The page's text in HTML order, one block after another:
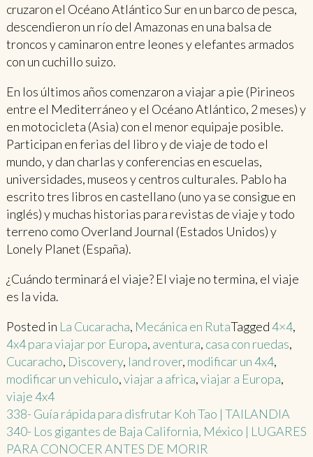
cruzaron el Océano Atlántico Sur en un barco de pesca,
descendieron un río del Amazonas en una balsa de
troncos y caminaron entre leones y elefantes armados
con un cuchillo suizo.
En los últimos años comenzaron a viajar a pie (Pirineos
entre el Mediterráneo y el Océano Atlántico, 2 meses) y
en motocicleta (Asia) con el menor equipaje posible.
Participan en ferias del libro y de viaje de todo el
mundo, y dan charlas y conferencias en escuelas,
universidades, museos y centros culturales. Pablo ha
escrito tres libros en castellano (uno ya se consigue en
inglés) y muchas historias para revistas de viaje y todo
terreno como Overland Journal (Estados Unidos) y
Lonely Planet (España).
¿Cuándo terminará el viaje? El viaje no termina, el viaje
es la vida.
Posted in La Cucaracha, Mecánica en RutaTagged4×4,
4x4 para viajar por Europa, aventura, casa con ruedas,
Cucaracho, Discovery, land rover, modificar un 4x4,
modificar un vehiculo,viajar a africa,viajar a Europa,
viaje 4x4
Post
navigation
338- Guía rápida para disfrutar Koh Tao | TAILANDIA
340- Los gigantes de Baja California, México | LUGARES
PARA CONOCER ANTES DE MORIR